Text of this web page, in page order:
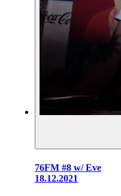
76FM #8 w/ Eve
18.12.2021